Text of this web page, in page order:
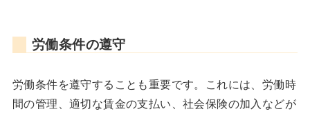
労働条件の遵守
労働条件を遵守することも重要です。これには、労働時
間の管理、適切な賃金の支払い、社会保険の加入などが